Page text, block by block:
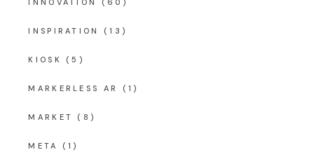
INNOVATION (60)
INSPIRATION (13)
KIOSK (5)
MARKERLESS AR (1)
MARKET (8)
META (1)